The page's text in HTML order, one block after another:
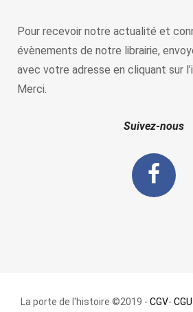
Pour recevoir notre actualité et
évènements de notre librairie,
avec votre adresse en cliquant sur
Merci.
Suivez-nous
La porte de l'histoire ©2019 - CGV-